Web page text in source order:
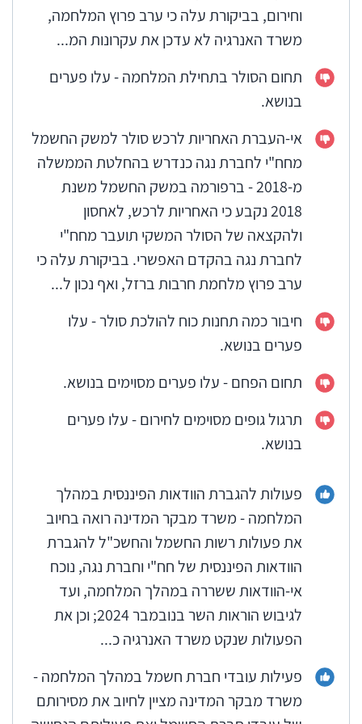
וחירום, בביקורת עלה כי ערב פרוץ המלחמה,
משרד האנרגיה לא עדכן את עקרונות המ...
תחום הסולר בתחילת המלחמה - עלו פערים
בנושא.
אי-העברת האחריות לרכש סולר למשק החשמל
מחח"י לחברת נגה כנדרש בהחלטת הממשלה
מ-2018 - ברפורמה במשק החשמל משנת
2018 נקבע כי האחריות לרכש, לאחסון
ולהקצאה של הסולר המשקי תועבר מחח"י
לחברת נגה בהקדם האפשרי. בביקורת עלה כי
ערב פרוץ מלחמת חרבות ברזל, ואף נכון ל...
חיבור כמה תחנות כוח להולכת סולר - עלו
פערים בנושא.
תחום הפחם - עלו פערים מסוימים בנושא.
תרגול גופים מסוימים לחירום - עלו פערים
בנושא.
פעולות להגברת הוודאות הפיננסית במהלך
המלחמה - משרד מבקר המדינה רואה בחיוב
את פעולות רשות החשמל והחשכ"ל להגברת
הוודאות הפיננסית של חח"י וחברת נגה, נוכח
אי-הוודאות ששררה במהלך המלחמה, ועד
לגיבוש הוראות השר בנובמבר 2024; וכן את
הפעולות שנקט משרד האנרגיה כ...
פעילות עובדי חברת חשמל במהלך המלחמה -
משרד מבקר המדינה מציין לחיוב את מסירותם